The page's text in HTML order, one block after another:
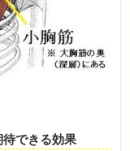
できる効果